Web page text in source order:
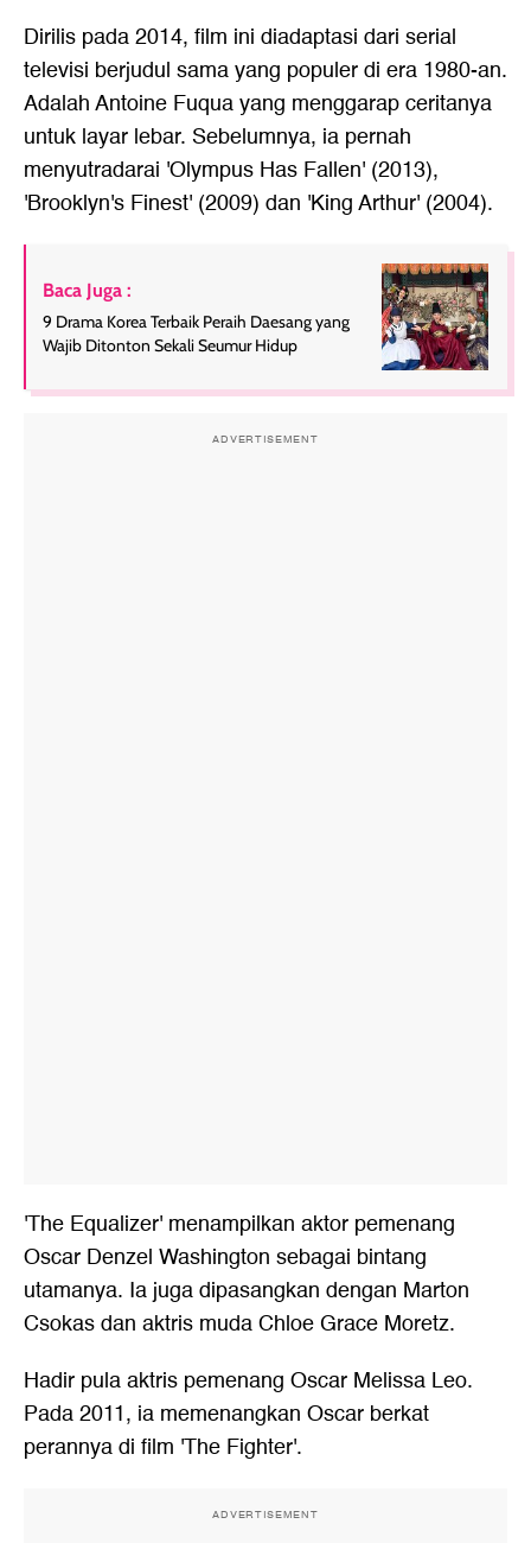
Dirilis pada 2014, film ini diadaptasi dari serial
televisi berjudul sama yang populer di era 1980-an.
Adalah Antoine Fuqua yang menggarap ceritanya
untuk layar lebar. Sebelumnya, ia pernah
menyutradarai 'Olympus Has Fallen' (2013),
'Brooklyn's Finest' (2009) dan 'King Arthur' (2004).
Baca Juga :
9 Drama Korea Terbaik Peraih Daesang yang
Wajib Ditonton Sekali Seumur Hidup
ADVERTISEMENT
'The Equalizer' menampilkan aktor pemenang
Oscar Denzel Washington sebagai bintang
utamanya. Ia juga dipasangkan dengan Marton
Csokas dan aktris muda Chloe Grace Moretz.
Hadir pula aktris pemenang Oscar Melissa Leo.
Pada 2011, ia memenangkan Oscar berkat
perannya di film 'The Fighter'.
ADVERTISEMENT